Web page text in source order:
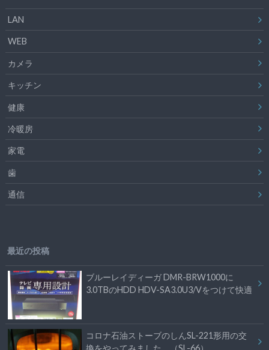
LAN
WEB
カメラ
キッチン
健康
冷暖房
家電
歯
通信
最近の投稿
ブルーレイディーガ DMR-BRW1000に
3.0TBのHDD HDV-SA3.0U3/Vをつけて快適
コロナ石油ストーブのしんSL-221形用の交
換をやってみました。（SL-66）